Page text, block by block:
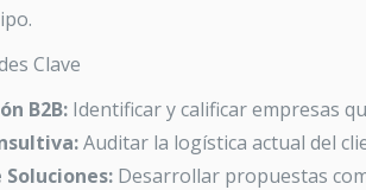
Clave
B2B: Identificar y calificar empresas
Auditar la logística actual del
Soluciones: Desarrollar propuestas